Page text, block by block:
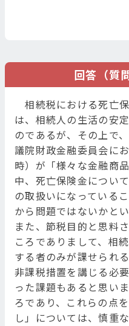
回答（質
相続税における死亡
は、相続人の生活の安
のであるが、その上で
議院財政金融委員会に
時）が「様々な金融商
中、死亡保険金につい
の取扱いになっている
から問題ではないかと
また、節税目的と思料
ころでありまして、相
する者のみが課せられ
非課税措置を講じる必
った課題もあると思い
ろであり、これらの点
し」については、慎重